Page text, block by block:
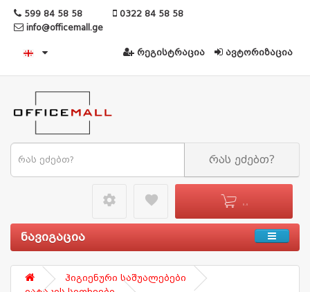
599 84 58 58
0322 84 58 58
info@officemall.ge
რეგისტრაცია ავტორიზაცია
რას ეძებთ?
0 - 0
favorite
settings49
ნავიგაცია
ჰიგიენური საშუალებები